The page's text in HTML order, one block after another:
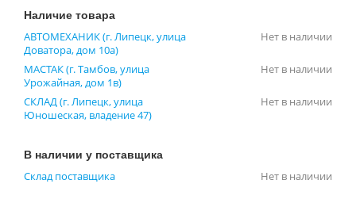
Наличие товара
АВТОМЕХАНИК (г. Липецк, улица
Доватора, дом 10а)
Нет в наличии
МАСТАК (г. Тамбов, улица
Урожайная, дом 1в)
Нет в наличии
СКЛАД (г. Липецк, улица
Юношеская, владение 47)
Нет в наличии
В наличии у поставщика
Склад поставщика Нет в наличии